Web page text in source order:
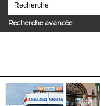
Recherche avancée